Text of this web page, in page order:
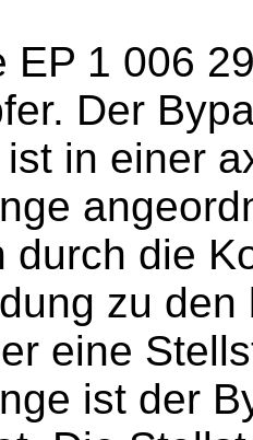
EP 1 006
Der
in einer
durch die
zu
eine
ist der